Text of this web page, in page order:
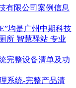
有限公司案例信息
均是广州中期科技
所 智慧驿站 专业
完整设备清单及功
系统-完整产品清